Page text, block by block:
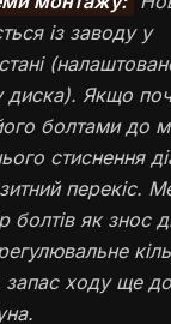
із заводу у
диска). Якщо
болтами до
стиснення
перекіс.
болтів як знос
запас ходу ще